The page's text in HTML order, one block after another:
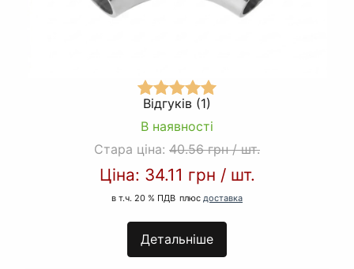
Відгуків (1)
В наявності
Стара ціна: 40.56 грн /шт.
Ціна: 34.11 грн / шт.
в т.ч. 20 % ПДВ плюс доставка
Детальніше